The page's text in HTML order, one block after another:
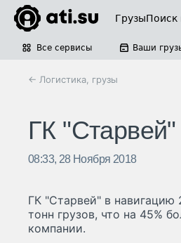
ГрузыПоиск
Все сервисы Ваши
← Логистика, грузы
ГК
08:33, 28 Ноября 2018
ГК "Старвей" в навигацию
тонн грузов, что на 45%
компании.